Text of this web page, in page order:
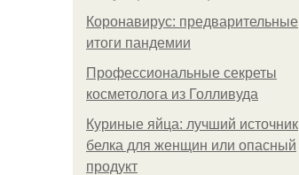
Коронавирус: предварительные
итоги пандемии
Профессиональные секреты
косметолога из Голливуда
Куриные яйца: лучший источник
белка для женщин или опасный
продукт